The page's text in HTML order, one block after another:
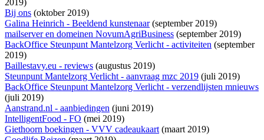
2019)
Bij ons (oktober 2019)
Galina Heinrich - Beeldend kunstenaar(september 2019)
mailserver en domeinen NovumAgriBusiness (september 2019)
BackOffice Steunpunt Mantelzorg Verlicht - activiteiten (september
2019)
Baillestavy.eu - reviews (augustus 2019)
Steunpunt Mantelzorg Verlicht - aanvraag mzc 2019 (juli 2019)
BackOffice Steunpunt Mantelzorg Verlicht - verzendlijsten mnieuws
(juli 2019)
Aanstrand.nl - aanbiedingen (juni 2019)
IntelligentFood - FO (mei 2019)
Giethoorn boekingen - VVV cadeaukaart(maart 2019)